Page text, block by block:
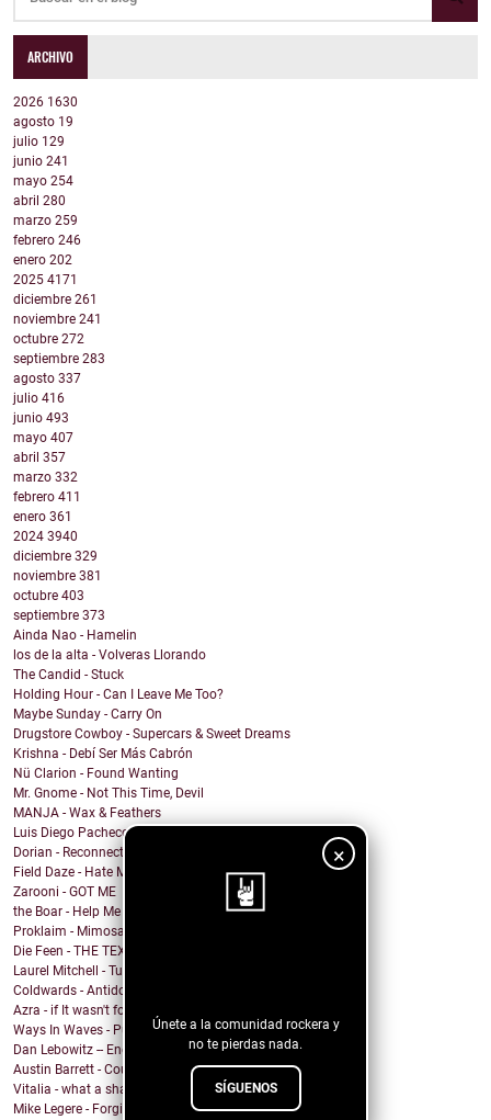
×
Únete a la comunidad rockera y
no te pierdas nada.
SÍGUENOS
ARCHIVO
2026 1630
agosto 19
julio 129
junio 241
mayo 254
abril 280
marzo 259
febrero 246
enero 202
2025 4171
diciembre 261
noviembre 241
octubre 272
septiembre 283
agosto 337
julio 416
junio 493
mayo 407
abril 357
marzo 332
febrero 411
enero 361
2024 3940
diciembre 329
noviembre 381
octubre 403
septiembre 373
Ainda Nao - Hamelin
los de la alta - Volveras Llorando
The Candid - Stuck
Holding Hour - Can I Leave Me Too?
Maybe Sunday - Carry On
Drugstore Cowboy - Supercars & Sweet Dreams
Krishna - Debí Ser Más Cabrón
Nü Clarion - Found Wanting
Mr. Gnome - Not This Time, Devil
MANJA - Wax & Feathers
Luis Diego Pacheco - Magic Girl
Dorian - Reconnected
Field Daze - Hate Me
Zarooni - GOT ME
the Boar - Help Me
Proklaim - Mimosa
Die Feen - THE TEXAN
Laurel Mitchell - Tuesday, Parkway
Coldwards - Antidote
Azra - if It wasn't for you
Ways In Waves - Pulled to the Sky
Dan Lebowitz -- Enemies
Austin Barrett - Country Enuf
Vitalia - what a shame
Mike Legere - Forgiveness